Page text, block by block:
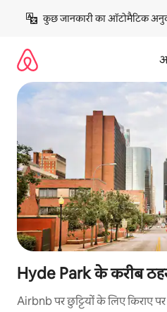
छोड़कर
कॉन्टेंट
कुछ जानकारी का ऑटोमैटिक
Hyde Park के करीब
Airbnb पर छुट्टियों के लिए किराए